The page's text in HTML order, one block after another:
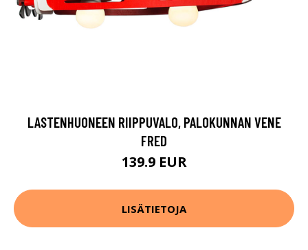
LASTENHUONEEN RIIPPUVALO, PALOKUNNAN VENE
FRED
139.9 EUR
LISÄTIETOJA